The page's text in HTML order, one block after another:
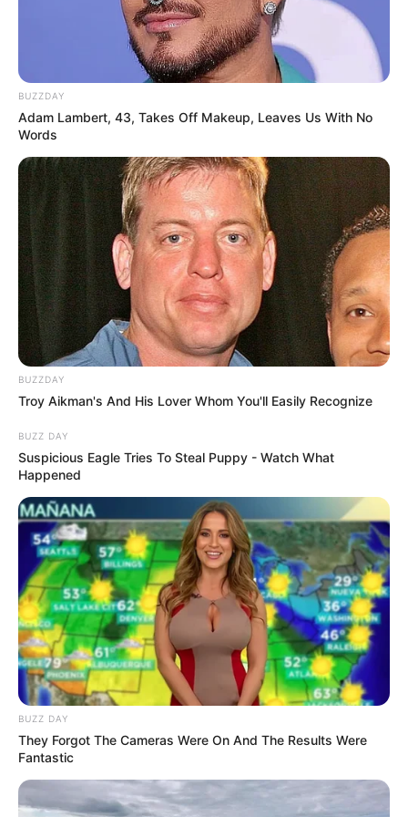
(foto: howaboutorange)
10. Membaca buku catatan jadi lebih menyenangkan
kesukaanmu
(foto: pinterest)
BUZZDAY
Adam Lambert, 43, Takes Off Makeup, Leaves Us With No
Words
BUZZDAY
Troy Aikman's And His Lover Whom You'll Easily Recognize
BUZZ DAY
Suspicious Eagle Tries To Steal Puppy - Watch What
Happened
BUZZ DAY
They Forgot The Cameras Were On And The Results Were
Fantastic